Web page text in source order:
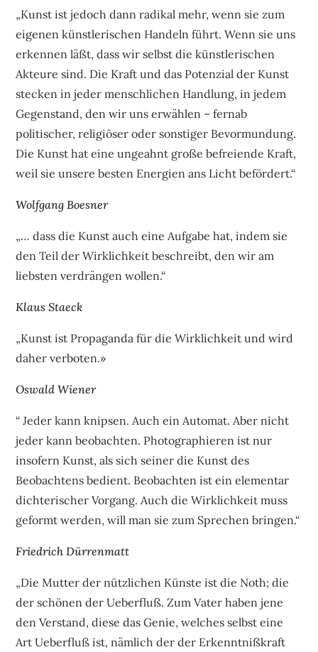
„Kunst ist jedoch dann radikal mehr, wenn sie zum
eigenen künstlerischen Handeln führt. Wenn sie uns
erkennen läßt, dass wir selbst die künstlerischen
Akteure sind. Die Kraft und das Potenzial der Kunst
stecken in jeder menschlichen Handlung, in jedem
Gegenstand, den wir uns erwählen – fernab
politischer, religiöser oder sonstiger Bevormundung.
Die Kunst hat eine ungeahnt große befreiende Kraft,
weil sie unsere besten Energien ans Licht befördert.“
Wolfgang Boesner
„… dass die Kunst auch eine Aufgabe hat, indem sie
den Teil der Wirklichkeit beschreibt, den wir am
liebsten verdrängen wollen.“
Klaus Staeck
„Kunst ist Propaganda für die Wirklichkeit und wird
daher verboten.»
Oswald Wiener
“ Jeder kann knipsen. Auch ein Automat. Aber nicht
jeder kann beobachten. Photographieren ist nur
insofern Kunst, als sich seiner die Kunst des
Beobachtens bedient. Beobachten ist ein elementar
dichterischer Vorgang. Auch die Wirklichkeit muss
geformt werden, will man sie zum Sprechen bringen.“
Friedrich Dürrenmatt
„Die Mutter der nützlichen Künste ist die Noth; die
der schönen der Ueberfluß. Zum Vater haben jene
den Verstand, diese das Genie, welches selbst eine
Art Ueberfluß ist, nämlich der der Erkenntnißkraft